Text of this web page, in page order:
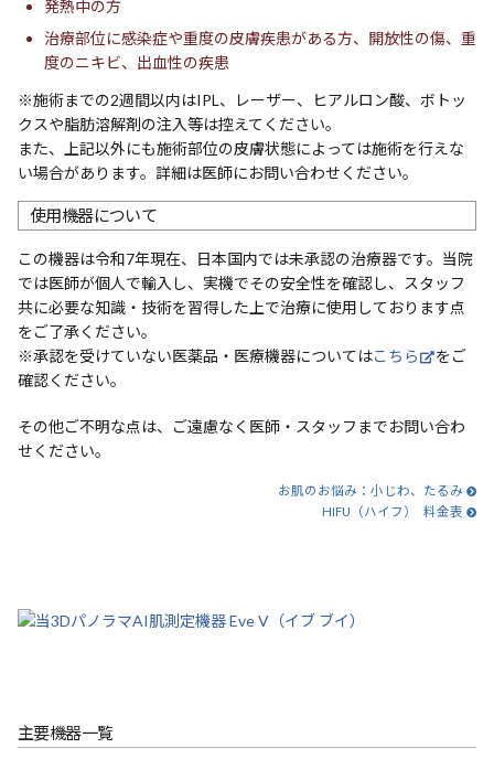
発熱中の方
治療部位に感染症や重度の皮膚疾患がある方、開放性の傷、重
度のニキビ、出血性の疾患
※施術までの2週間以内はIPL、レーザー、ヒアルロン酸、ボトッ
クスや脂肪溶解剤の注入等は控えてください。
また、上記以外にも施術部位の皮膚状態によっては施術を行えな
い場合があります。詳細は医師にお問い合わせください。
使用機器について
この機器は令和7年現在、日本国内では未承認の治療器です。当院
では医師が個人で輸入し、実機でその安全性を確認し、スタッフ
共に必要な知識・技術を習得した上で治療に使用しております点
をご了承ください。
※承認を受けていない医薬品・医療機器についてはこちら
をご
確認ください。
その他ご不明な点は、ご遠慮なく医師・スタッフまでお問い合わ
せください。
お肌のお悩み：小じわ、たるみ
HIFU（ハイフ） 料金表
主要機器一覧